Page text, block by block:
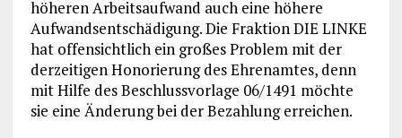
höheren Arbeitsaufwand auch eine höhere
Aufwandsentschädigung. Die Fraktion DIE LINKE
hat offensichtlich ein großes Problem mit der
derzeitigen Honorierung des Ehrenamtes, denn
mit Hilfe des Beschlussvorlage 06/1491 möchte
sie eine Änderung bei der Bezahlung erreichen.